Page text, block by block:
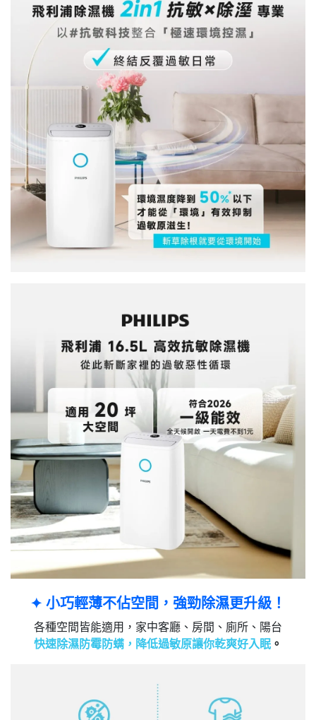
✦ 小巧輕薄不佔空間，強勁除濕更升級！
各種空間皆能適用，家中客廳、房間、廁所、陽台
快速除濕防霉防螨，降低過敏原讓你乾爽好入眠​ 。​